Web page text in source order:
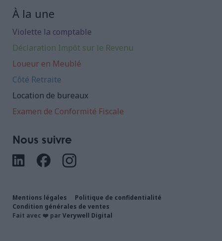
À la une
Violette la comptable
Déclaration Impôt sur le Revenu
Loueur en Meublé
Côté Retraite
Location de bureaux
Examen de Conformité Fiscale
Nous suivre
Mentions légales
Politique de confidentialité
Condition générales de ventes
Fait avec ❤️ par Verywell Digital